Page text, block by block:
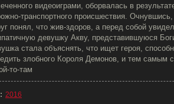
видеоиграми, оборвалась в
транспортного происшествия. Очнувшись,
понял, что жив-здоров, а перед собой увидел
девушку Акву, представившуюся
стала объяснять, что ищет героя,
злобного Короля Демонов, и тем самым
то-там
2016